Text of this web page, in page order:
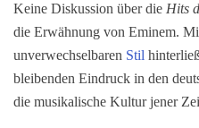
Keine Diskussion über die Hits
die Erwähnung von Eminem.
unverwechselbaren Stil
bleibenden Eindruck in den
die musikalische Kultur jener